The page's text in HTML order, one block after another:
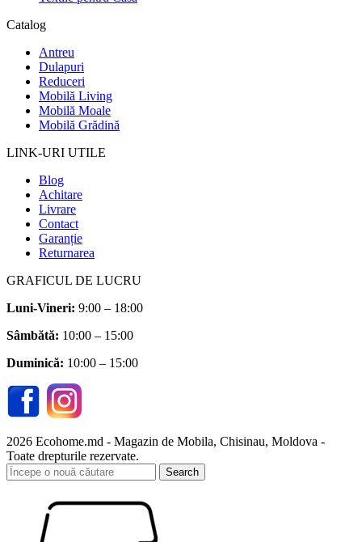
Catalog
Antreu
Dulapuri
Reduceri
Mobilă Living
Mobilă Moale
Mobilă Grădină
LINK-URI UTILE
Blog
Achitare
Livrare
Contact
Garanție
Returnarea
GRAFICUL DE LUCRU
Luni-Vineri: 9:00 – 18:00
Sâmbătă: 10:00 – 15:00
Duminică: 10:00 – 15:00
2026 Ecohome.md - Magazin de Mobila, Chisinau, Moldova -
Toate drepturile rezervate.
Search